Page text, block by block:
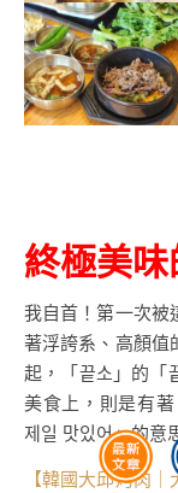
終極美
我自首！第一次被
著浮誇系、高顏值
起，「끝소」的「
美食上，則是有著
제일 맛있어」的意
【韓國大邱烤肉